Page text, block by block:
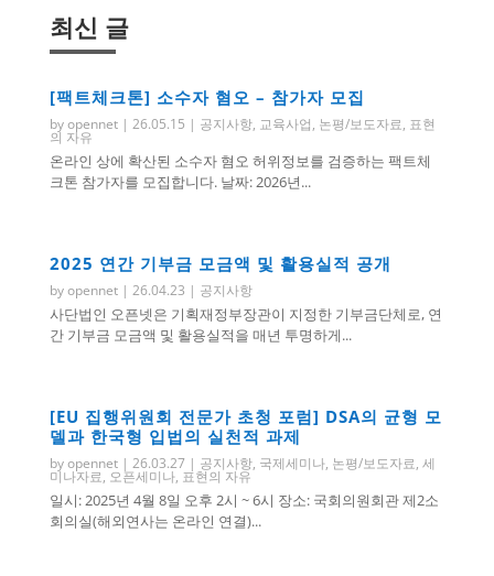
최신 글
[팩트체크톤] 소수자 혐오 – 참가자 모집
byopennet| 26.05.15 | 공지사항, 교육사업, 논평/보도자료, 표현
의 자유
온라인 상에 확산된 소수자 혐오 허위정보를 검증하는 팩트체
크톤 참가자를 모집합니다. 날짜: 2026년...
2025 연간 기부금 모금액 및 활용실적 공개
byopennet| 26.04.23 | 공지사항
사단법인 오픈넷은 기획재정부장관이 지정한 기부금단체로, 연
간 기부금 모금액 및 활용실적을 매년 투명하게...
[EU 집행위원회 전문가 초청 포럼] DSA의 균형 모
델과 한국형 입법의 실천적 과제
byopennet| 26.03.27| 공지사항, 국제세미나, 논평/보도자료, 세
미나자료, 오픈세미나, 표현의 자유
일시: 2025년 4월 8일 오후 2시 ~ 6시 장소: 국회의원회관 제2소
회의실(해외연사는 온라인 연결)...